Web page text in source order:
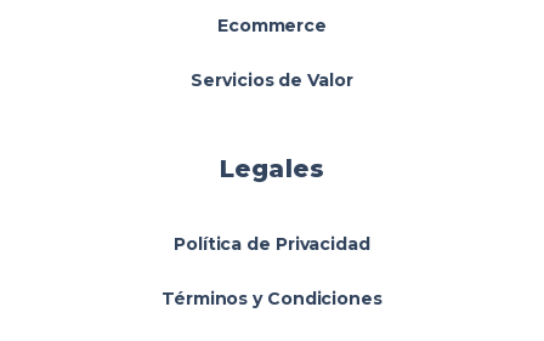
Ecommerce
Servicios de Valor
Legales
Política de Privacidad
Términos y Condiciones